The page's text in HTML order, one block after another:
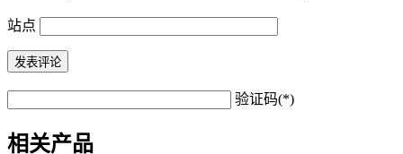
站点
验证码(*)
相关产品